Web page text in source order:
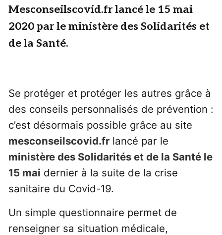
Mesconseilscovid.fr lancé le 15 mai
2020 par le ministère des Solidarités et
de la Santé.
Se protéger et protéger les autres grâce à
des conseils personnalisés de prévention :
c’est désormais possible grâce au site
mesconseilscovid.frlancé par le
ministère des Solidarités et de la Santé le
15 mai dernier à la suite de la crise
sanitaire du Covid-19.
Un simple questionnaire permet de
renseigner sa situation médicale,